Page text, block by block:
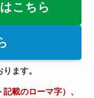
こちら
ます。
載のローマ字）、